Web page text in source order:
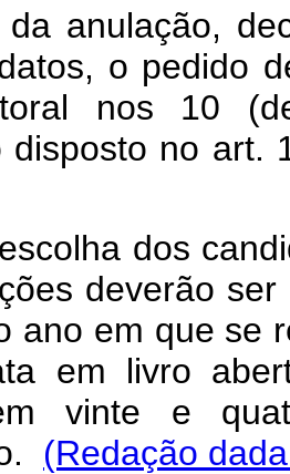
anulação,
o pedido
nos 10
disposto no
dos
deverão
ano em que se
em livro
vinte e
(Redação